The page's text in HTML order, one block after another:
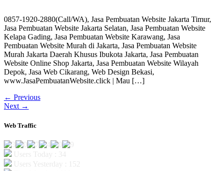
0857-1920-2880(Call/WA), Jasa Pembuatan Website Jakarta Timur,
Jasa Pembuatan Website Jakarta Selatan, Jasa Pembuatan Website
Kelapa Gading, Jasa Pembuatan Website Karawang, Jasa
Pembuatan Website Murah di Jakarta, Jasa Pembuatan Website
Murah Jakarta Daerah Khusus Ibukota Jakarta, Jasa Pembuatan
Website Online Shop Jakarta, Jasa Pembuatan Website Wilayah
Depok, Jasa Web Cikarang, Web Design Bekasi,
www.JasaPembuatanWebsite.click | Mau […]
← Previous
Next →
Web Traffic